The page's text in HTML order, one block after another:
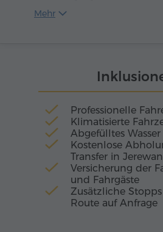
Duft des alten Armenien.
Dorfes Areni), liegt die
von Jahrtausenden trägt.
Mehr
Professionelle
Klimatisierte
Abgefülltes Wasser
Kostenlose
Transfer in Jerewan
Versicherung der
und Fahrgäste
Zusätzliche
Route auf Anfrage